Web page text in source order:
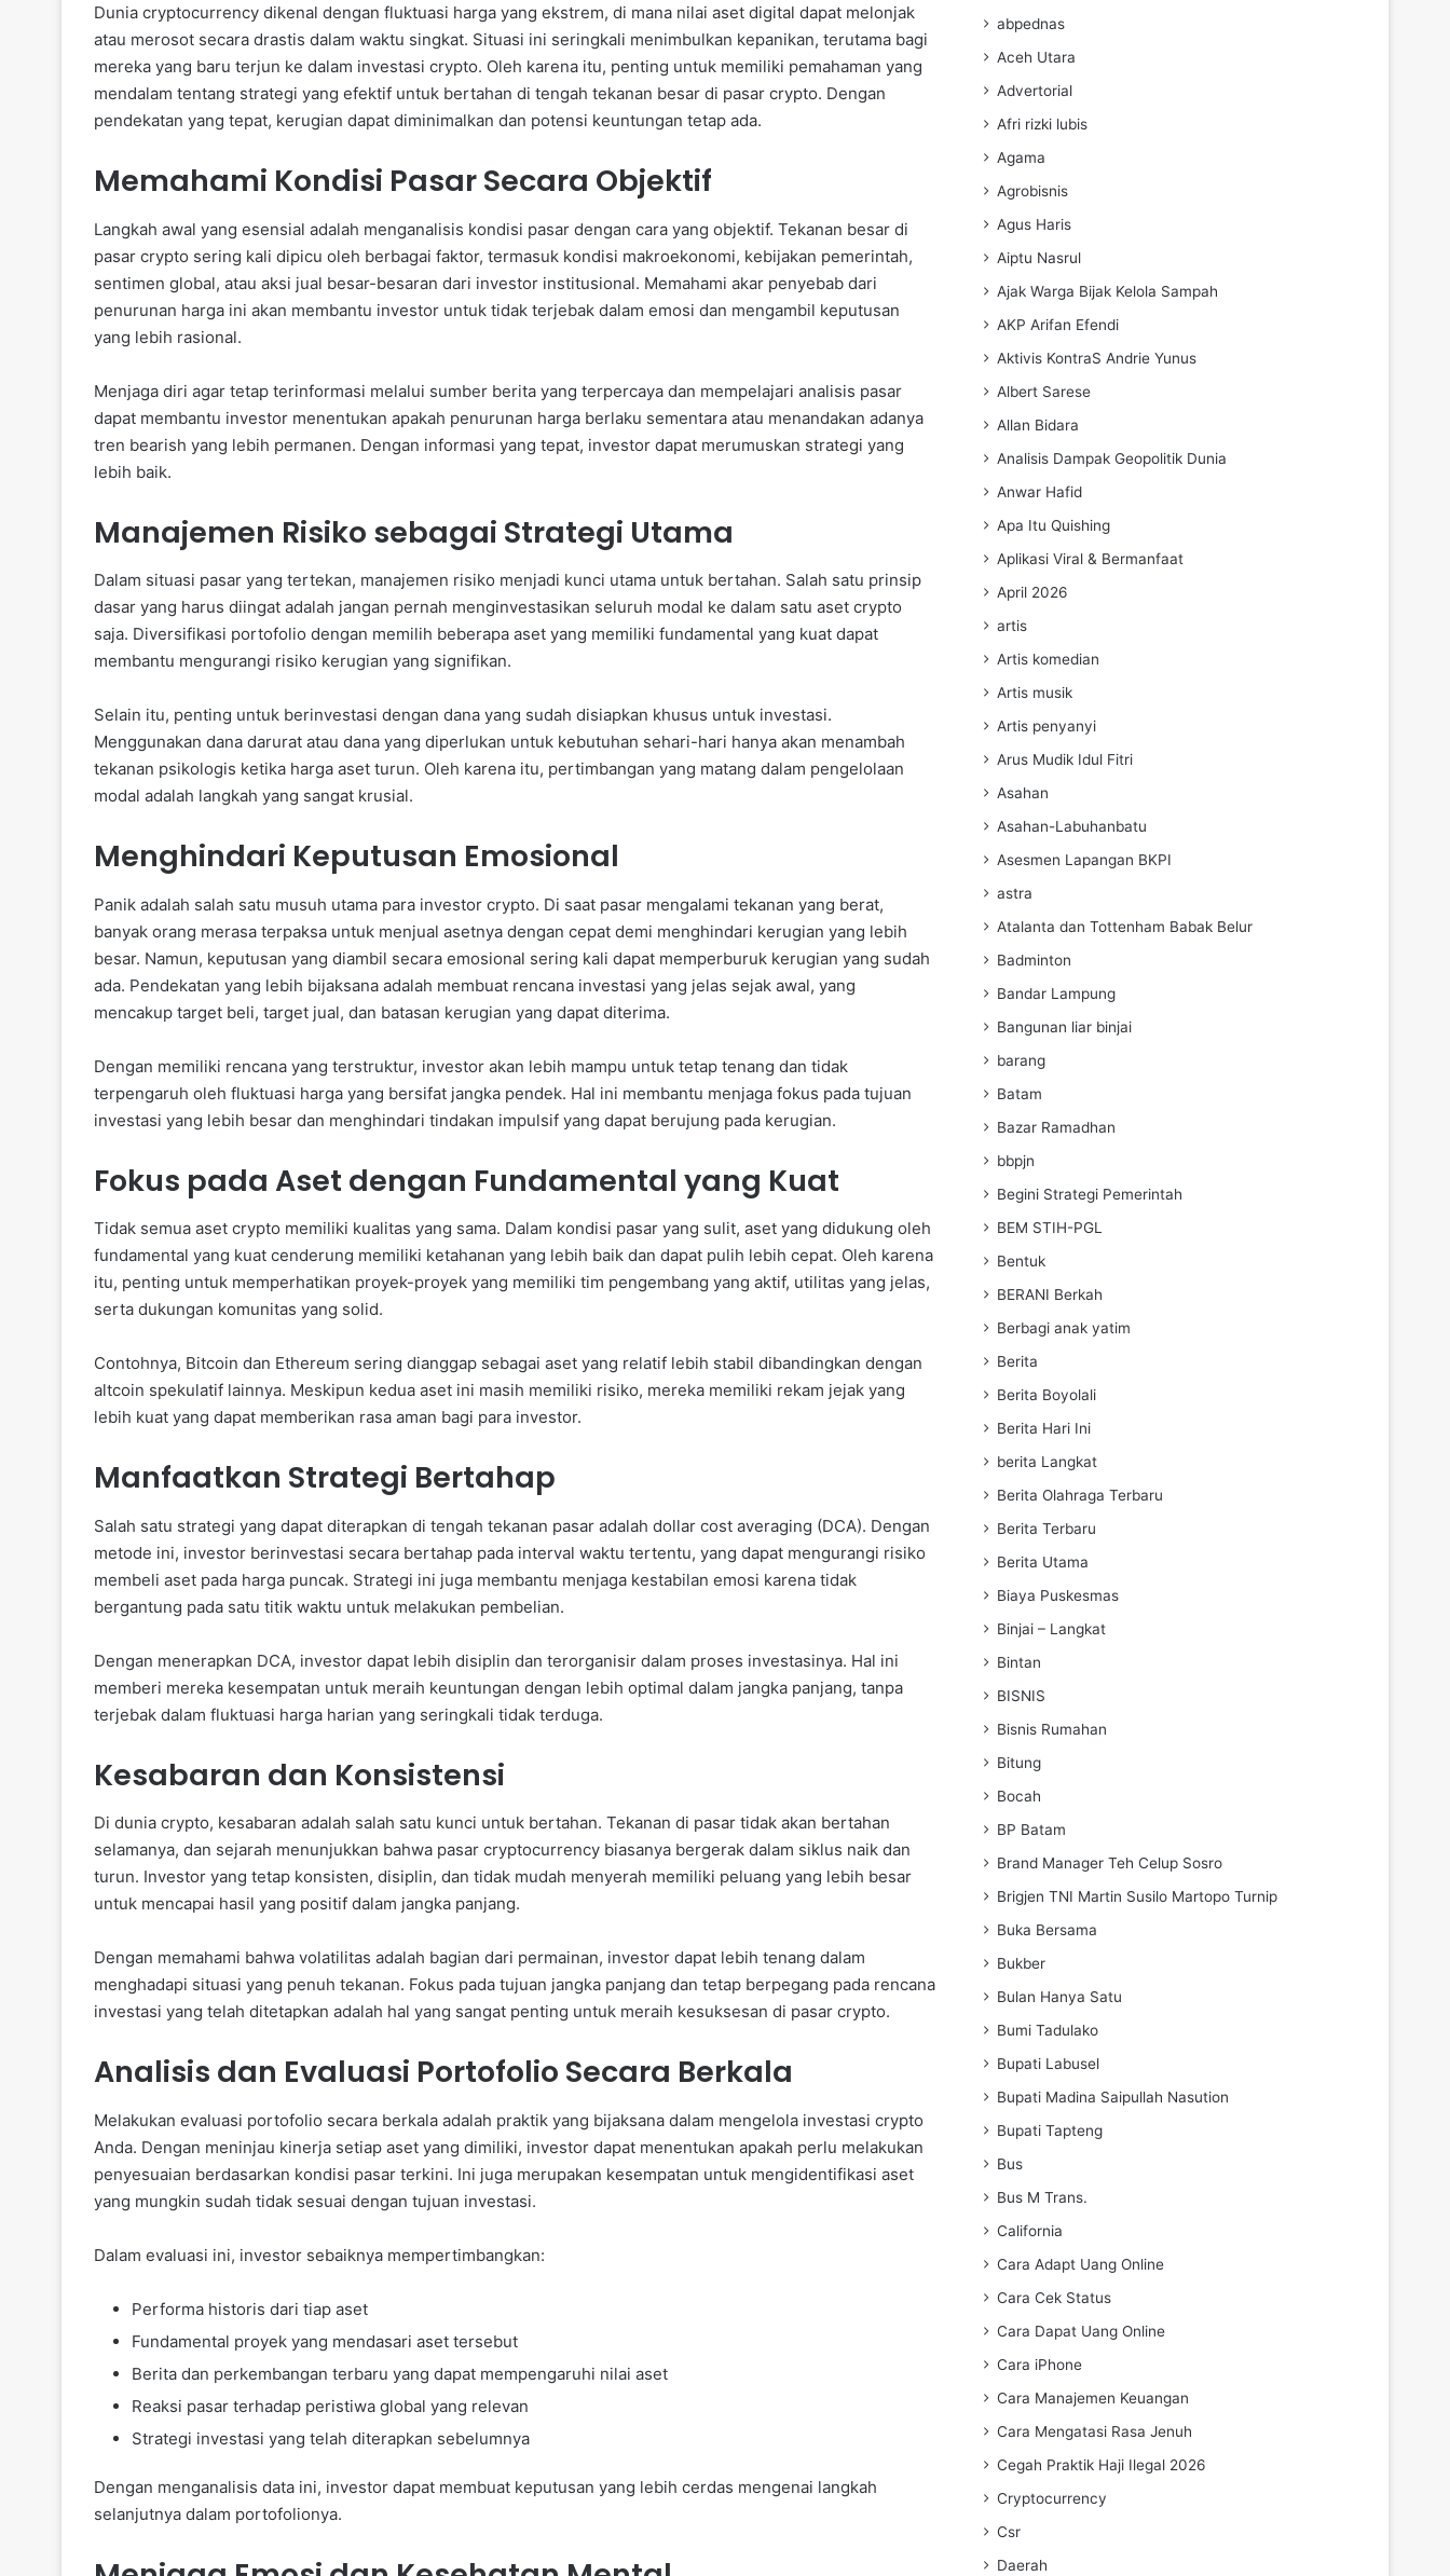
Dunia cryptocurrency dikenal dengan fluktuasi harga yang ekstrem, di mana nilai aset digital dapat melonjak
atau merosot secara drastis dalam waktu singkat. Situasi ini seringkali menimbulkan kepanikan, terutama bagi
mereka yang baru terjun ke dalam investasi crypto. Oleh karena itu, penting untuk memiliki pemahaman yang
mendalam tentang strategi yang efektif untuk bertahan di tengah tekanan besar di pasar crypto. Dengan
pendekatan yang tepat, kerugian dapat diminimalkan dan potensi keuntungan tetap ada.
Memahami Kondisi Pasar Secara Objektif
Langkah awal yang esensial adalah menganalisis kondisi pasar dengan cara yang objektif. Tekanan besar di
pasar crypto sering kali dipicu oleh berbagai faktor, termasuk kondisi makroekonomi, kebijakan pemerintah,
sentimen global, atau aksi jual besar-besaran dari investor institusional. Memahami akar penyebab dari
penurunan harga ini akan membantu investor untuk tidak terjebak dalam emosi dan mengambil keputusan
yang lebih rasional.
Menjaga diri agar tetap terinformasi melalui sumber berita yang terpercaya dan mempelajari analisis pasar
dapat membantu investor menentukan apakah penurunan harga berlaku sementara atau menandakan adanya
tren bearish yang lebih permanen. Dengan informasi yang tepat, investor dapat merumuskan strategi yang
lebih baik.
Manajemen Risiko sebagai Strategi Utama
Dalam situasi pasar yang tertekan, manajemen risiko menjadi kunci utama untuk bertahan. Salah satu prinsip
dasar yang harus diingat adalah jangan pernah menginvestasikan seluruh modal ke dalam satu aset crypto
saja. Diversifikasi portofolio dengan memilih beberapa aset yang memiliki fundamental yang kuat dapat
membantu mengurangi risiko kerugian yang signifikan.
Selain itu, penting untuk berinvestasi dengan dana yang sudah disiapkan khusus untuk investasi.
Menggunakan dana darurat atau dana yang diperlukan untuk kebutuhan sehari-hari hanya akan menambah
tekanan psikologis ketika harga aset turun. Oleh karena itu, pertimbangan yang matang dalam pengelolaan
modal adalah langkah yang sangat krusial.
Menghindari Keputusan Emosional
Panik adalah salah satu musuh utama para investor crypto. Di saat pasar mengalami tekanan yang berat,
banyak orang merasa terpaksa untuk menjual asetnya dengan cepat demi menghindari kerugian yang lebih
besar. Namun, keputusan yang diambil secara emosional sering kali dapat memperburuk kerugian yang sudah
ada. Pendekatan yang lebih bijaksana adalah membuat rencana investasi yang jelas sejak awal, yang
mencakup target beli, target jual, dan batasan kerugian yang dapat diterima.
Dengan memiliki rencana yang terstruktur, investor akan lebih mampu untuk tetap tenang dan tidak
terpengaruh oleh fluktuasi harga yang bersifat jangka pendek. Hal ini membantu menjaga fokus pada tujuan
investasi yang lebih besar dan menghindari tindakan impulsif yang dapat berujung pada kerugian.
Fokus pada Aset dengan Fundamental yang Kuat
Tidak semua aset crypto memiliki kualitas yang sama. Dalam kondisi pasar yang sulit, aset yang didukung oleh
fundamental yang kuat cenderung memiliki ketahanan yang lebih baik dan dapat pulih lebih cepat. Oleh karena
itu, penting untuk memperhatikan proyek-proyek yang memiliki tim pengembang yang aktif, utilitas yang jelas,
serta dukungan komunitas yang solid.
Contohnya, Bitcoin dan Ethereum sering dianggap sebagai aset yang relatif lebih stabil dibandingkan dengan
altcoin spekulatif lainnya. Meskipun kedua aset ini masih memiliki risiko, mereka memiliki rekam jejak yang
lebih kuat yang dapat memberikan rasa aman bagi para investor.
Manfaatkan Strategi Bertahap
Salah satu strategi yang dapat diterapkan di tengah tekanan pasar adalah dollar cost averaging (DCA). Dengan
metode ini, investor berinvestasi secara bertahap pada interval waktu tertentu, yang dapat mengurangi risiko
membeli aset pada harga puncak. Strategi ini juga membantu menjaga kestabilan emosi karena tidak
bergantung pada satu titik waktu untuk melakukan pembelian.
Dengan menerapkan DCA, investor dapat lebih disiplin dan terorganisir dalam proses investasinya. Hal ini
memberi mereka kesempatan untuk meraih keuntungan dengan lebih optimal dalam jangka panjang, tanpa
terjebak dalam fluktuasi harga harian yang seringkali tidak terduga.
Kesabaran dan Konsistensi
Di dunia crypto, kesabaran adalah salah satu kunci untuk bertahan. Tekanan di pasar tidak akan bertahan
selamanya, dan sejarah menunjukkan bahwa pasar cryptocurrency biasanya bergerak dalam siklus naik dan
turun. Investor yang tetap konsisten, disiplin, dan tidak mudah menyerah memiliki peluang yang lebih besar
untuk mencapai hasil yang positif dalam jangka panjang.
Dengan memahami bahwa volatilitas adalah bagian dari permainan, investor dapat lebih tenang dalam
menghadapi situasi yang penuh tekanan. Fokus pada tujuan jangka panjang dan tetap berpegang pada rencana
investasi yang telah ditetapkan adalah hal yang sangat penting untuk meraih kesuksesan di pasar crypto.
Analisis dan Evaluasi Portofolio Secara Berkala
Melakukan evaluasi portofolio secara berkala adalah praktik yang bijaksana dalam mengelola investasi crypto
Anda. Dengan meninjau kinerja setiap aset yang dimiliki, investor dapat menentukan apakah perlu melakukan
penyesuaian berdasarkan kondisi pasar terkini. Ini juga merupakan kesempatan untuk mengidentifikasi aset
yang mungkin sudah tidak sesuai dengan tujuan investasi.
Dalam evaluasi ini, investor sebaiknya mempertimbangkan:
Performa historis dari tiap aset
Fundamental proyek yang mendasari aset tersebut
Berita dan perkembangan terbaru yang dapat mempengaruhi nilai aset
Reaksi pasar terhadap peristiwa global yang relevan
Strategi investasi yang telah diterapkan sebelumnya
Dengan menganalisis data ini, investor dapat membuat keputusan yang lebih cerdas mengenai langkah
selanjutnya dalam portofolionya.
abpednas
Aceh Utara
Advertorial
Afri rizki lubis
Agama
Agrobisnis
Agus Haris
Aiptu Nasrul
Ajak Warga Bijak Kelola Sampah
AKP Arifan Efendi
Aktivis KontraS Andrie Yunus
Albert Sarese
Allan Bidara
Analisis Dampak Geopolitik Dunia
Anwar Hafid
Apa Itu Quishing
Aplikasi Viral & Bermanfaat
April 2026
artis
Artis komedian
Artis musik
Artis penyanyi
Arus Mudik Idul Fitri
Asahan
Asahan-Labuhanbatu
Asesmen Lapangan BKPI
astra
Atalanta dan Tottenham Babak Belur
Badminton
Bandar Lampung
Bangunan liar binjai
barang
Batam
Bazar Ramadhan
bbpjn
Begini Strategi Pemerintah
BEM STIH-PGL
Bentuk
BERANI Berkah
Berbagi anak yatim
Berita
Berita Boyolali
Berita Hari Ini
berita Langkat
Berita Olahraga Terbaru
Berita Terbaru
Berita Utama
Biaya Puskesmas
Binjai – Langkat
Bintan
BISNIS
Bisnis Rumahan
Bitung
Bocah
BP Batam
Brand Manager Teh Celup Sosro
Brigjen TNI Martin Susilo Martopo Turnip
Buka Bersama
Bukber
Bulan Hanya Satu
Bumi Tadulako
Bupati Labusel
Bupati Madina Saipullah Nasution
Bupati Tapteng
Bus
Bus M Trans.
California
Cara Adapt Uang Online
Cara Cek Status
Cara Dapat Uang Online
Cara iPhone
Cara Manajemen Keuangan
Cara Mengatasi Rasa Jenuh
Cegah Praktik Haji Ilegal 2026
Cryptocurrency
Csr
Daerah